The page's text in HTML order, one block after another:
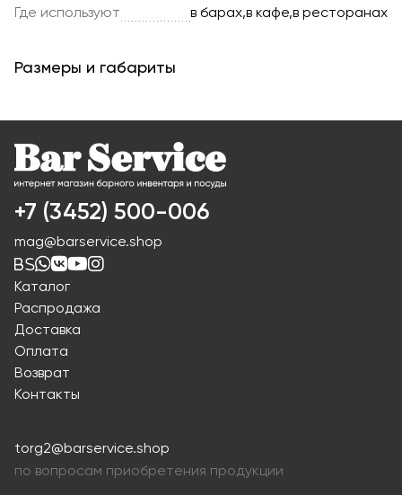
Где используют в барах,в кафе,в ресторанах
Размеры и габариты
+7 (3452) 500-006
mag@barservice.shop
Каталог
Распродажа
Доставка
Оплата
Возврат
Контакты
torg2@barservice.shop
по вопросам приобретения продукции